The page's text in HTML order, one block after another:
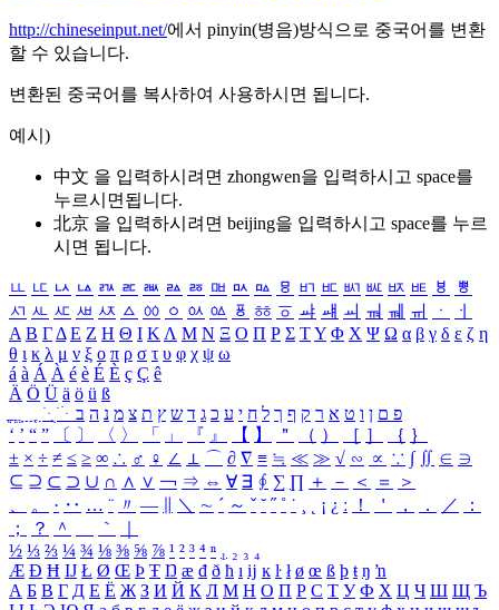
http://chineseinput.net/에서 pinyin(병음)방식으로 중국어를 변환
할 수 있습니다.
변환된 중국어를 복사하여 사용하시면 됩니다.
예시)
中文 을 입력하시려면 zhongwen을 입력하시고 space를
누르시면됩니다.
北京 을 입력하시려면 beijing을 입력하시고 space를 누르
시면 됩니다.
ㅥ ㅦ ㅧ ㅨ ㅩ ㅪ ㅫ ㅬ ㅭ ㅮ ㅯ ㅰ ㅱ ㅲ ㅳ ㅴ ㅵ ㅶ ㅷ ㅸ
ㅹ
ㅺ ㅻ ㅼ ㅽ ㅾ ㅿ ㆀ ㆁ ㆂ ㆃ ㆄ ㆅ ㆆ ㆇ ㆈ ㆉ ㆊ ㆋ ㆌ ㆍ
ㆎ
Α Β ΓΔ Ε Ζ Η Θ Ι ΚΛ Μ Ν Ξ Ο Π Ρ Σ ΤΥ Φ Χ Ψ Ω α β γ δ ε ζ η
θ ι κ λ μ ν ξ ο π ρ σ τ υ φ χ ψ ω
á à Á À é è É È ç Ç ê
Ä Ö Ü ä ö ü ß
ִֶֹ ֻּ ׁׂ פ ם ן ו ט א ר ק ף ך ל ח י ע כ ג ד ש ץ ת צ מ נ ה ב
‘ ’ “ ” 〔 〕 〈 〉 「 」 『 』 【 】 ＂ （ ） ［ ］ ｛ ｝
± × ÷ ≠ ≤ ≥ ∞ ∴ ♂ ♀ ∠ ⊥ ⌒ ∂ ∇ ≡ ≒ ≪ ≫ √ ∽ ∝ ∵ ∫ ∬ ∈ ∋
⊆ ⊇ ⊂ ⊃ ∪ ∩ ∧ ∨ ￢ ⇒ ⇔ ∀ ∃ ∮ ∑ ∏ ＋ － ＜ ＝
＞
、
。 · ‥ … ¨ 〃 ― ＼ ∼ ´ ～ ˇ ˘ ˝ ˚ ˙ ¸ ¡ ¿ ː ！ ＇ ， ． ／
：
；
？ ＾ ｀
½ ⅓ ⅔ ¼ ¾ ⅛ ⅜ ⅝ ⅞ ¹ ² ³ ⁴ ⁿ ₁ ₂ ₃ ₄
Æ Ð Ħ Ĳ Ł Ø Œ Þ Ŧ Ŋ æ đ ð ħ ı ĳ ĸ ŀ ł ø œ ß þ ŧ ŋ ŉ
А Б В Г Д Е Ё Ж З И Й К Л М Н О П Р С Т У Ф Х Ц Ч Ш Щ Ъ